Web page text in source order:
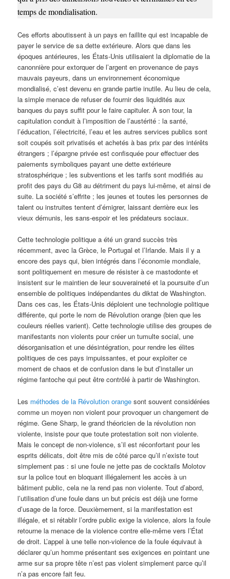
temps de mondialisation.
Ces efforts aboutissent à un pays en faillite qui est incapable de
payer le service de sa dette extérieure. Alors que dans les
époques antérieures, les États-Unis utilisaient la diplomatie de la
canonnière pour extorquer de l’argent en provenance de pays
mauvais payeurs, dans un environnement économique
mondialisé, c’est devenu en grande partie inutile. Au lieu de cela,
la simple menace de refuser de fournir des liquidités aux
banques du pays suffit pour le faire capituler. À son tour, la
capitulation conduit à l’imposition de l’austérité : la santé,
l’éducation, l’électricité, l’eau et les autres services publics sont
soit coupés soit privatisés et achetés à bas prix par des intérêts
étrangers ; l’épargne privée est confisquée pour effectuer des
paiements symboliques payant une dette extérieure
stratosphérique ; les subventions et les tarifs sont modifiés au
profit des pays du G8 au détriment du pays lui-même, et ainsi de
suite. La société s’effrite ; les jeunes et toutes les personnes de
talent ou instruites tentent d’émigrer, laissant derrière eux les
vieux démunis, les sans-espoir et les prédateurs sociaux.
Cette technologie politique a été un grand succès très
récemment, avec la Grèce, le Portugal et l’Irlande. Mais il y a
encore des pays qui, bien intégrés dans l’économie mondiale,
sont politiquement en mesure de résister à ce mastodonte et
insistent sur le maintien de leur souveraineté et la poursuite d’un
ensemble de politiques indépendantes du diktat de Washington.
Dans ces cas, les États-Unis déploient une technologie politique
différente, qui porte le nom de Révolution orange (bien que les
couleurs réelles varient). Cette technologie utilise des groupes de
manifestants non violents pour créer un tumulte social, une
désorganisation et une désintégration, pour rendre les élites
politiques de ces pays impuissantes, et pour exploiter ce
moment de chaos et de confusion dans le but d’installer un
régime fantoche qui peut être contrôlé à partir de Washington.
Les méthodes de la Révolution orange sont souvent considérées
comme un moyen non violent pour provoquer un changement de
régime. Gene Sharp, le grand théoricien de la révolution non
violente, insiste pour que toute protestation soit non violente.
Mais le concept de non-violence, s’il est réconfortant pour les
esprits délicats, doit être mis de côté parce qu’il n’existe tout
simplement pas : si une foule ne jette pas de cocktails Molotov
sur la police tout en bloquant illégalement les accès à un
bâtiment public, cela ne la rend pas non violente. Tout d’abord,
l’utilisation d’une foule dans un but précis est déjà une forme
d’usage de la force. Deuxièmement, si la manifestation est
illégale, et si rétablir l’ordre public exige la violence, alors la foule
retourne la menace de la violence contre elle-même vers l’État
de droit. L’appel à une telle non-violence de la foule équivaut à
déclarer qu’un homme présentant ses exigences en pointant une
arme sur sa propre tête n’est pas violent simplement parce qu’il
n’a pas encore fait feu.